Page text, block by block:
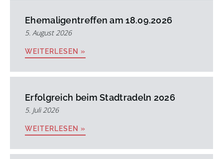
Ehemaligentreffen am 18.09.2026
5. August 2026
WEITERLESEN »
Erfolgreich beim Stadtradeln 2026
5. Juli 2026
WEITERLESEN »